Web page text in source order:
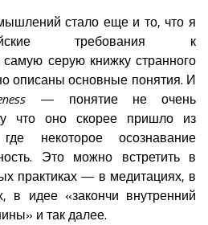
стало еще и то, что я
требования к
самую серую книжку странного
описаны основные понятия. И
— понятие не очень
что оно скорее пришло из
некоторое осознавание
Это можно встретить в
практиках — в медитациях, в
в идее «закончи внутренний
и так далее.